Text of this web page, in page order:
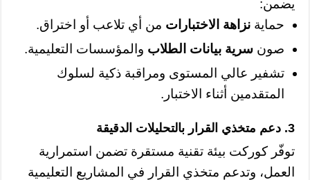
يضمن:
حمايةنزاهة الاختبارات من أي تلاعب أو اختراق.
صونسرية بيانات الطلاب والمؤسسات التعليمية.
تشفير عالي المستوى ومراقبة ذكية لسلوك
المتقدمين أثناء الاختبار.
3. دعم متخذي القرار بالتحليلات الدقيقة
توفّر كوركت بيئة تقنية مستقرة تضمن استمرارية
العمل، وتدعم متخذي القرار في المشاريع التعليمية